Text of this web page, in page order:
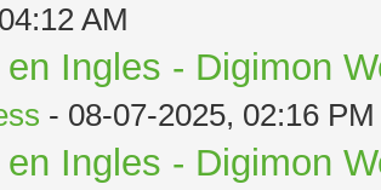
AM
Ingles - Digimon
- 08-07-2025, 02:16 PM
Ingles - Digimon